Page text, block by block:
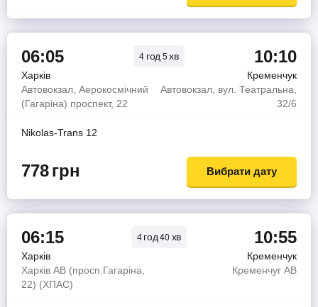
06:05 4 год 5хв 10:10
Харків
Кременчук
Автовокзал, Аерокосмічний
(Гагаріна) проспект, 22
Автовокзал, вул. Театральна,
32/6
Nikolas-Trans 12
778грн Вибрати дату
06:15 4 год40 хв 10:55
Харків
Кременчук
Харків АВ (просп.Гагаріна,
22) (ХПАС)
Кременчуг АВ